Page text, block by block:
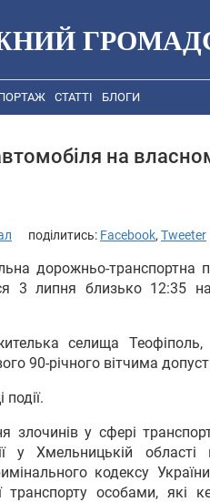
СТАТТІ БЛОГИ
на
поділитись: Facebook, Tweeter
дорожньо-транспортна
3 липня близько 12:35 на
селища
90-річного вітчима
у сфері
у Хмельницькій області
кодексу
транспорту особами, які